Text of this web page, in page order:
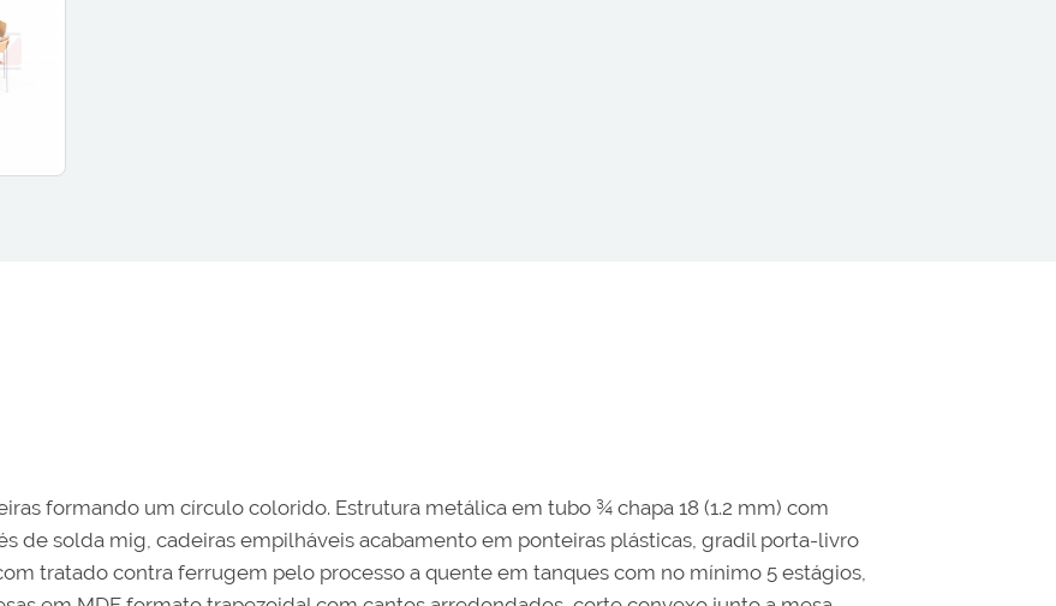
formando um círculo colorido. Estrutura metálica em tubo ¾ chapa 18 (1.2 mm) com
de solda mig, cadeiras empilháveis acabamento em ponteiras plásticas, gradil porta-livro
tratado contra ferrugem pelo processo a quente em tanques com no mínimo 5 estágios,